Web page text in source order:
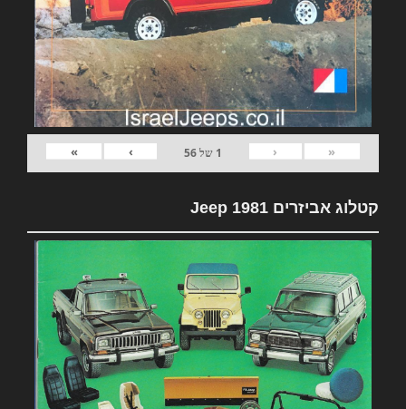
«
‹
1 של56
›
»
קטלוג אביזרים 1981 Jeep